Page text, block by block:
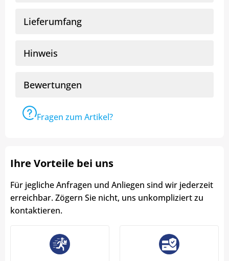
Lieferumfang
Hinweis
Bewertungen
Fragen zum Artikel?
Ihre Vorteile bei uns
Für jegliche Anfragen und Anliegen sind wir jederzeit
erreichbar. Zögern Sie nicht, uns unkompliziert zu
kontaktieren.